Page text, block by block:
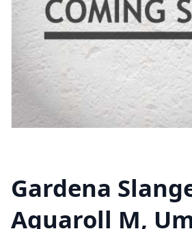
Gardena
Aquaroll M,